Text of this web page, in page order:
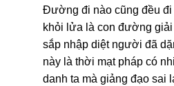
Đường đi nào cũng đều đi
khỏi lửa là con đường
sắp nhập diệt người đã
này là thời mạt pháp có
danh ta mà giảng đạo sai